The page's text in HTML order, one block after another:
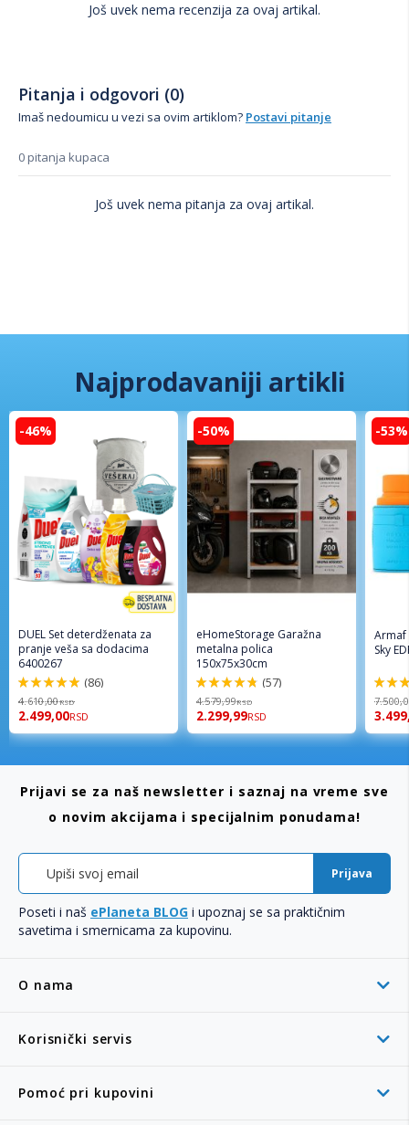
Još uvek nema recenzija za ovaj artikal.
Pitanja i odgovori (0)
Imaš nedoumicu u vezi sa ovim artiklom? Postavi pitanje
0 pitanja kupaca
Još uvek nema pitanja za ovaj artikal.
Najprodavaniji artikli
-46%
DUEL Set deterdženata za
pranje veša sa dodacima
6400267
98%
(86)
4.610,00RSD
2.499,00RSD
-50%
eHomeStorage Garažna
metalna polica
150x75x30cm
96%
(57)
4.579,99RSD
2.299,99RSD
-53%
Armaf
Sky
94%
O nama
Korisnički servis
Pomoć pri kupovini
Prijavi se za naš newsletter i saznaj na vreme sve
o novim akcijama i specijalnim ponudama!
Prijava
Poseti i naš ePlaneta BLOG i upoznaj se sa praktičnim
savetima i smernicama za kupovinu.